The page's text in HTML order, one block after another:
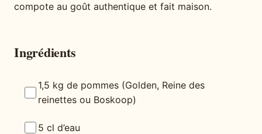
compote au goût authentique et fait maison.
Ingrédients
1,5 kg de pommes (Golden, Reine des
reinettes ou Boskoop)
5 cl d’eau